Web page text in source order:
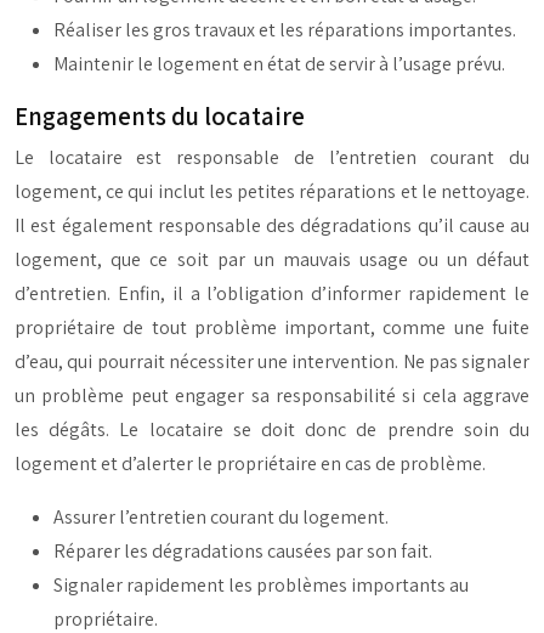
Réaliser les gros travaux et les réparations importantes.
Maintenir le logement en état de servir à l’usage prévu.
Engagements du locataire
Le locataire est responsable de l’entretien courant du
logement, ce qui inclut les petites réparations et le nettoyage.
Il est également responsable des dégradations qu’il cause au
logement, que ce soit par un mauvais usage ou un défaut
d’entretien. Enfin, il a l’obligation d’informer rapidement le
propriétaire de tout problème important, comme une fuite
d’eau, qui pourrait nécessiter une intervention. Ne pas signaler
un problème peut engager sa responsabilité si cela aggrave
les dégâts. Le locataire se doit donc de prendre soin du
logement et d’alerter le propriétaire en cas de problème.
Assurer l’entretien courant du logement.
Réparer les dégradations causées par son fait.
Signaler rapidement les problèmes importants au
propriétaire.